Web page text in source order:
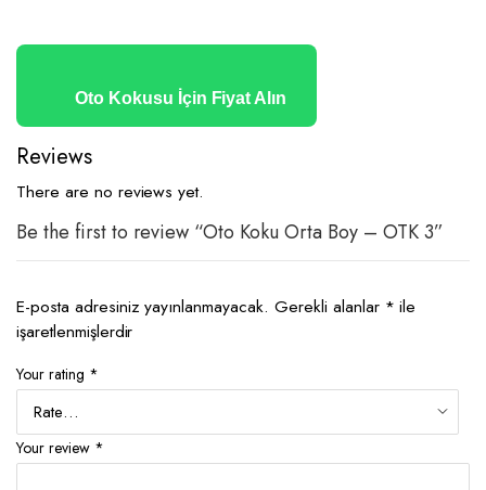
Oto Kokusu İçin Fiyat Alın
Reviews
There are no reviews yet.
Be the first to review “Oto Koku Orta Boy – OTK 3”
E-posta adresiniz yayınlanmayacak. Gerekli alanlar * ile
işaretlenmişlerdir
Your rating *
Your review *